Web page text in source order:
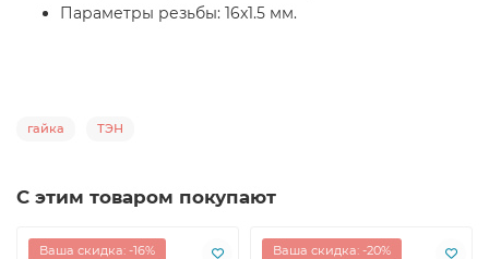
Параметры резьбы: 16x1.5 мм.
гайка ТЭН
С этим товаром покупают
Ваша скидка: -16%
Ваша скидка: -20%